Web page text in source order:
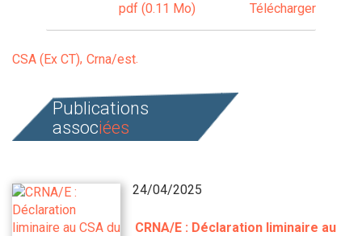
pdf (0.11 Mo)
Télécharger
CSA (Ex CT) Crna/est
Publications
associées
24/04/2025
CRNA/E : Déclaration liminaire au